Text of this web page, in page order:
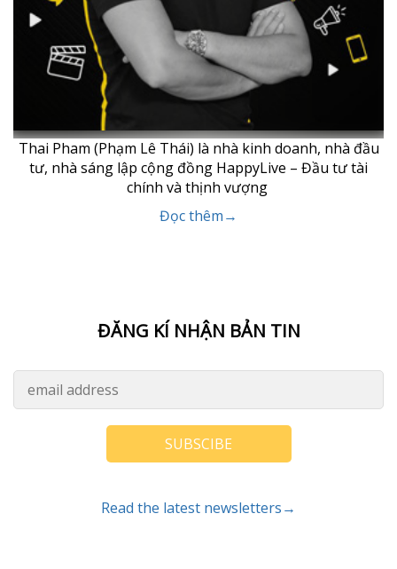
Thai Pham (Phạm Lê Thái) là nhà kinh doanh, nhà đầu
tư, nhà sáng lập cộng đồng HappyLive – Đầu tư tài
chính và thịnh vượng
Đọc thêm→
ĐĂNG KÍ NHẬN BẢN TIN
SUBSCIBE
Read the latest newsletters→